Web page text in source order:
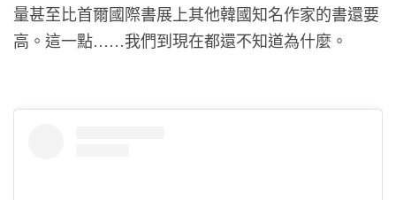
量甚至比首爾國際書展上其他韓國知名作家的書還要
高。這一點……我們到現在都還不知道為什麼。